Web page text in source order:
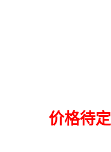
价格待定